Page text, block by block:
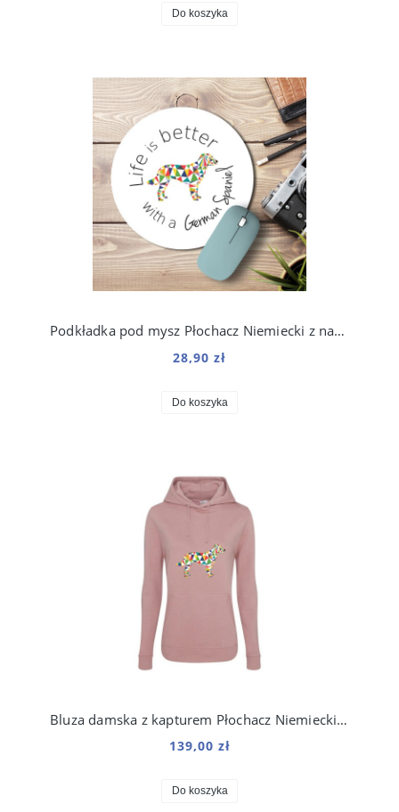
Do koszyka
Podkładka pod mysz Płochacz Niemiecki z nadrukiem Origami
28,90 zł
Do koszyka
Bluza damska z kapturem Płochacz Niemiecki Origami
139,00 zł
Do koszyka